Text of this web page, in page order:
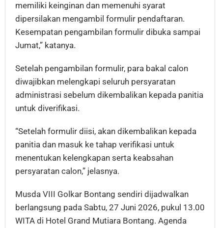
memiliki keinginan dan memenuhi syarat
dipersilakan mengambil formulir pendaftaran.
Kesempatan pengambilan formulir dibuka sampai
Jumat,” katanya.
Setelah pengambilan formulir, para bakal calon
diwajibkan melengkapi seluruh persyaratan
administrasi sebelum dikembalikan kepada panitia
untuk diverifikasi.
“Setelah formulir diisi, akan dikembalikan kepada
panitia dan masuk ke tahap verifikasi untuk
menentukan kelengkapan serta keabsahan
persyaratan calon,” jelasnya.
Musda VIII Golkar Bontang sendiri dijadwalkan
berlangsung pada Sabtu, 27 Juni 2026, pukul 13.00
WITA di Hotel Grand Mutiara Bontang. Agenda